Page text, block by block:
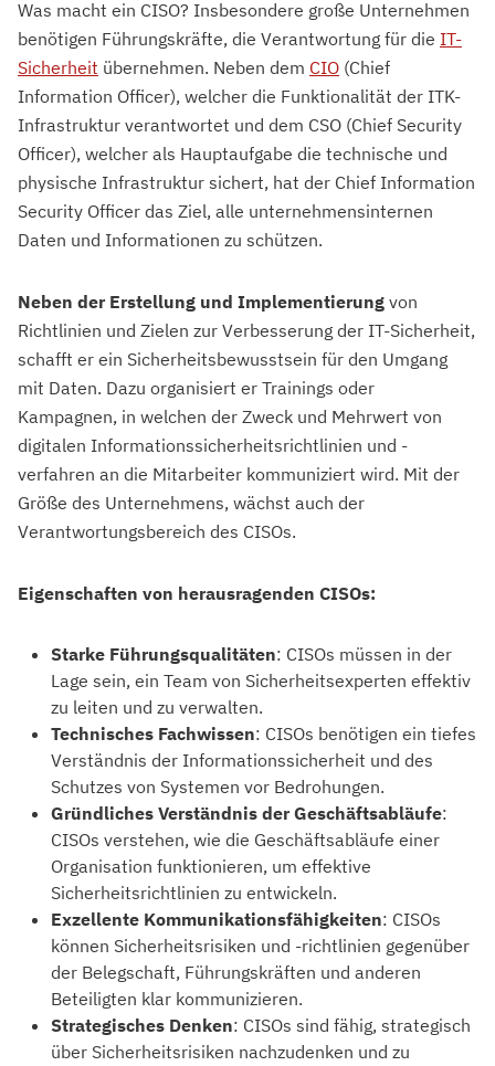
Was macht ein CISO? Insbesondere große Unternehmen
benötigen Führungskräfte, die Verantwortung für die IT-
Sicherheit übernehmen. Neben dem CIO (Chief
Information Officer), welcher die Funktionalität der ITK-
Infrastruktur verantwortet und dem CSO (Chief Security
Officer), welcher als Hauptaufgabe die technische und
physische Infrastruktur sichert, hat der Chief Information
Security Officer das Ziel, alle unternehmensinternen
Daten und Informationen zu schützen.
Neben der Erstellung und Implementierung von
Richtlinien und Zielen zur Verbesserung der IT-Sicherheit,
schafft er ein Sicherheitsbewusstsein für den Umgang
mit Daten. Dazu organisiert er Trainings oder
Kampagnen, in welchen der Zweck und Mehrwert von
digitalen Informationssicherheitsrichtlinien und -
verfahren an die Mitarbeiter kommuniziert wird. Mit der
Größe des Unternehmens, wächst auch der
Verantwortungsbereich des CISOs.
Eigenschaften von herausragenden CISOs:
Starke Führungsqualitäten: CISOs müssen in der
Lage sein, ein Team von Sicherheitsexperten effektiv
zu leiten und zu verwalten.
Technisches Fachwissen: CISOs benötigen ein tiefes
Verständnis der Informationssicherheit und des
Schutzes von Systemen vor Bedrohungen.
Gründliches Verständnis der Geschäftsabläufe:
CISOs verstehen, wie die Geschäftsabläufe einer
Organisation funktionieren, um effektive
Sicherheitsrichtlinien zu entwickeln.
Exzellente Kommunikationsfähigkeiten: CISOs
können Sicherheitsrisiken und -richtlinien gegenüber
der Belegschaft, Führungskräften und anderen
Beteiligten klar kommunizieren.
Strategisches Denken: CISOs sind fähig, strategisch
über Sicherheitsrisiken nachzudenken und zu